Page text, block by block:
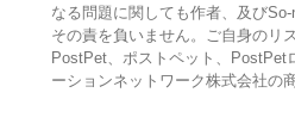
なる問題に関しても作者、及び
その責を負いません。ご自身のリ
PostPet、ポストペット、PostPet
ーションネットワーク株式会社の